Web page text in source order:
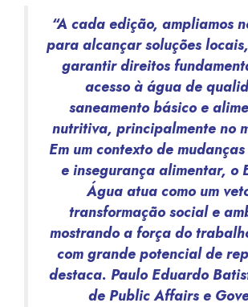
“A cada edição, ampliamos
para alcançar soluções
garantir direitos
acesso à água de
saneamento básico e
nutritiva, principalmente no
Em um contexto de
e insegurança alimentar, o
Água atua como um
transformação social e
mostrando a força do
com grande potencial de
destaca. Paulo Eduardo
de Public Affairs e